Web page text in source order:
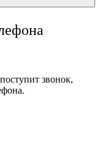
звонок,